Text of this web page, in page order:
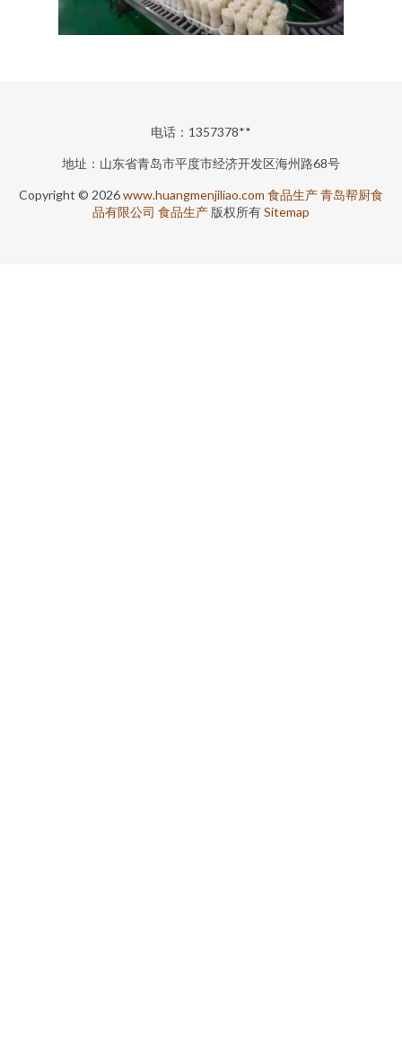
电话：1357378**
地址：山东省青岛市平度市经济开发区海州路68号
Copyright © 2026www.huangmenjiliao.com 食品生产青岛帮厨食
品有限公司 食品生产 版权所有Sitemap